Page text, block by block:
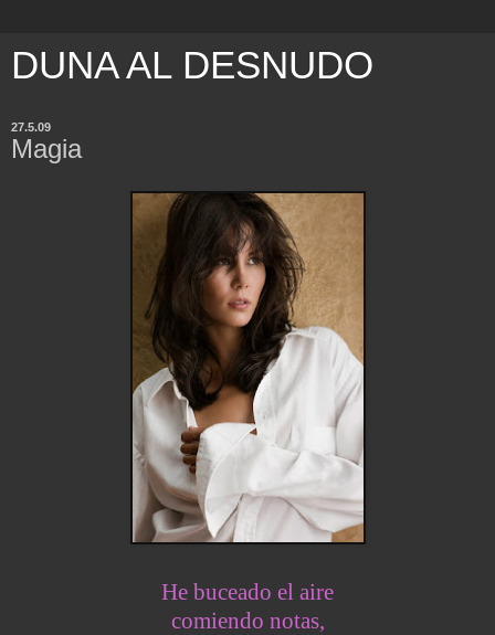
DUNA AL DESNUDO
27.5.09
Magia
He buceado el aire
comiendo notas,